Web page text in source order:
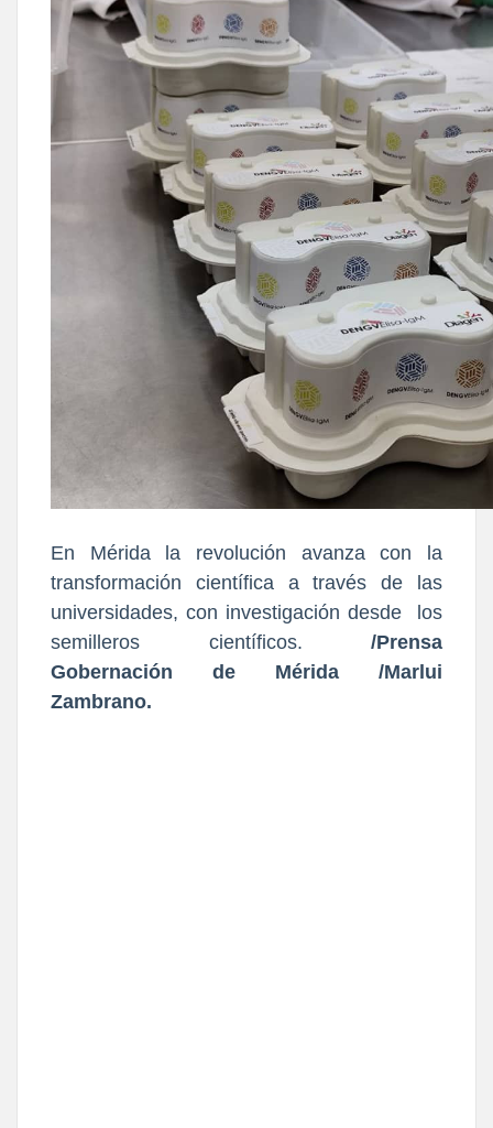
En Mérida la revolución avanza con la
transformación científica a través de las
universidades, con investigación desde los
semilleros científicos.
/Prensa
Gobernación de Mérida /Marlui
Zambrano.